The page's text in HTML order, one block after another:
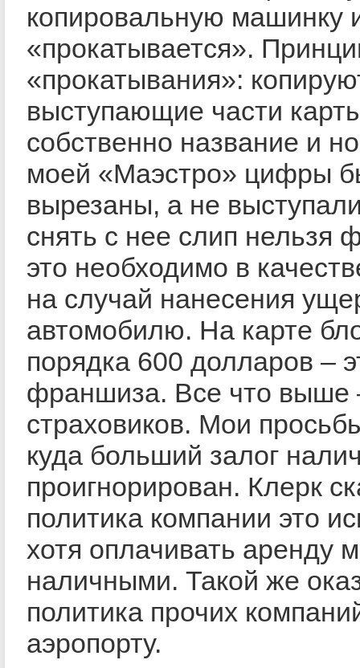
копировальную машинку
«прокатывается».
«прокатывания»:
выступающие части
собственно название и
моей «Маэстро» цифры
вырезаны, а не
снять с нее слип нельзя
это необходимо в
на случай нанесения
автомобилю. На карте
порядка 600 долларов –
франшиза. Все что выше
страховиков. Мои
куда больший залог
проигнорирован. Клерк
политика компании это
хотя оплачивать аренду
наличными. Такой же
политика прочих
аэропорту.